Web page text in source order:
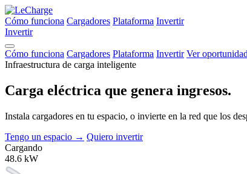
Cómo funciona Cargadores Plataforma Invertir
Invertir
Cómo funciona Cargadores Plataforma Invertir Ver
Infraestructura de carga inteligente
Carga eléctrica que genera ingresos.
Instala cargadores en tu espacio, o invierte en la red que los
Tengo un espacio → Quiero invertir
Cargando
48.6 kW